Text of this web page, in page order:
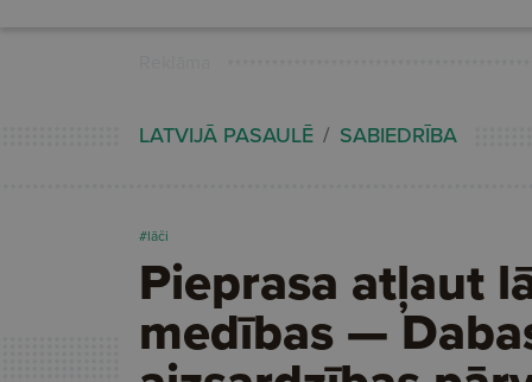
LATVIJĀ PASAULĒ SABIEDRĪBA
#lāči
Pieprasa atļaut
medības —